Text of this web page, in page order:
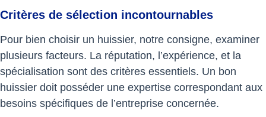
Critères de sélection incontournables
Pour bien choisir un huissier, notre consigne, examiner
plusieurs facteurs. La réputation, l’expérience, et la
spécialisation sont des critères essentiels. Un bon
huissier doit posséder une expertise correspondant aux
besoins spécifiques de l’entreprise concernée.